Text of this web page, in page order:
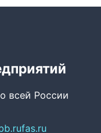
всей России
fas.ru